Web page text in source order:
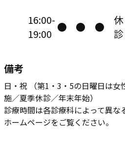
16:00-
19:00 ● ● ●
休
診
備考
日・祝 （第1・3・5の日曜日は女
施／夏季休診／年末年始）
診療時間は各診療科によって異な
ホームページをご覧ください。